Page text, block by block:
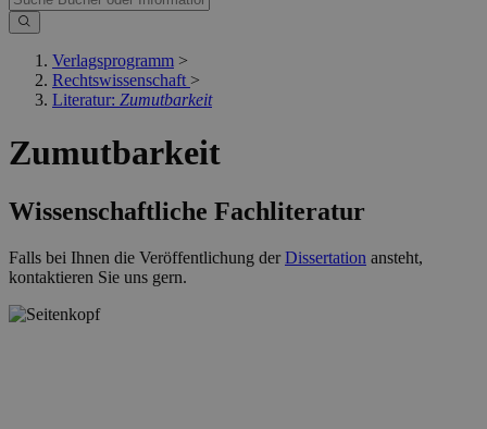
Verlagsprogramm >
Rechtswissenschaft >
Literatur: Zumutbarkeit
Zumutbarkeit
Wissenschaftliche Fachliteratur
Falls bei Ihnen die Veröffentlichung derDissertation ansteht,
kontaktieren Sie uns gern.